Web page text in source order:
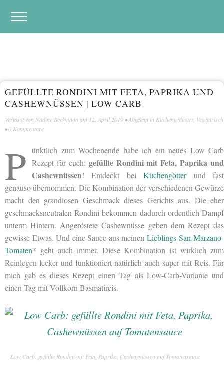
GEFÜLLTE RONDINI MIT FETA, PAPRIKA UND
CASHEWNÜSSEN | LOW CARB
Verfasst von Nadine Beckmann am 12. April 2019 • Abgelegt in Küchengeflüster, Vegetarisch
•0 Kommentare
P ünktlich zum Wochenende habe ich ein neues Low Carb
Rezept für euch: gefüllte Rondini mit Feta, Paprika und
Cashewnüssen! Entdeckt beiKüchengötterund fast
genauso übernommen. Die Kombination der verschiedenen Gewürze
macht den grandiosen Geschmack dieses Gerichts aus. Die eher
geschmacksneutralen Rondini bekommen dadurch ordentlich Dampf
unterm Hintern. Angeröstete Cashewnüsse geben dem Rezept das
gewisse Etwas. Und eine Sauce aus meinen Lieblings-San-Marzano-
Tomaten* geht auch immer. Diese Kombination ist wirklich zum
Reinlegen lecker und funktioniert natürlich auch super mit Reis. Für
mich gab es dieses Rezept einen Tag als Low-Carb-Variante und
einen Tag mit Vollkorn Basmatireis.
Low Carb: gefüllte Rondini mit Feta, Paprika, Cashewnüssen auf Tomatensauce